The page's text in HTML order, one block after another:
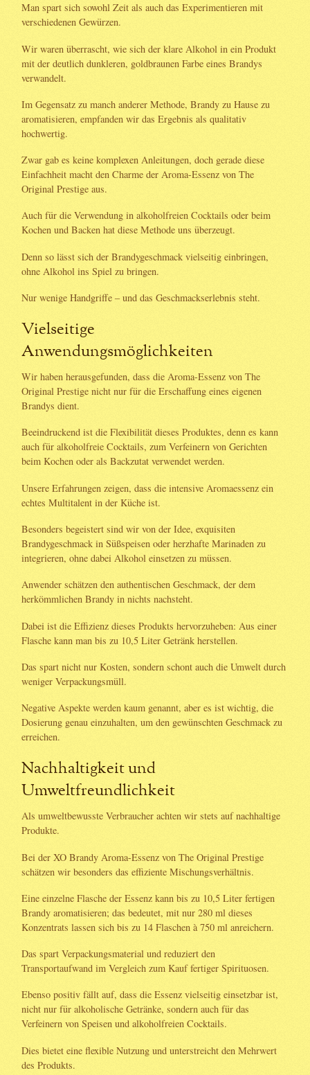
Man spart sich sowohl Zeit als auch das Experimentieren mit
verschiedenen Gewürzen.
Wir waren überrascht, wie sich der klare Alkohol in ein Produkt
mit der deutlich dunkleren, goldbraunen Farbe eines Brandys
verwandelt.
Im Gegensatz zu manch anderer Methode, Brandy zu Hause zu
aromatisieren, empfanden wir das Ergebnis als qualitativ
hochwertig.
Zwar gab es keine komplexen Anleitungen, doch gerade diese
Einfachheit macht den Charme der Aroma-Essenz von The
Original Prestige aus.
Auch für die Verwendung in alkoholfreien Cocktails oder beim
Kochen und Backen hat diese Methode uns überzeugt.
Denn so lässt sich der Brandygeschmack vielseitig einbringen,
ohne Alkohol ins Spiel zu bringen.
Nur wenige Handgriffe – und das Geschmackserlebnis steht.
Vielseitige
Anwendungsmöglichkeiten
Wir haben herausgefunden, dass die Aroma-Essenz von The
Original Prestige nicht nur für die Erschaffung eines eigenen
Brandys dient.
Beeindruckend ist die Flexibilität dieses Produktes, denn es kann
auch für alkoholfreie Cocktails, zum Verfeinern von Gerichten
beim Kochen oder als Backzutat verwendet werden.
Unsere Erfahrungen zeigen, dass die intensive Aromaessenz ein
echtes Multitalent in der Küche ist.
Besonders begeistert sind wir von der Idee, exquisiten
Brandygeschmack in Süßspeisen oder herzhafte Marinaden zu
integrieren, ohne dabei Alkohol einsetzen zu müssen.
Anwender schätzen den authentischen Geschmack, der dem
herkömmlichen Brandy in nichts nachsteht.
Dabei ist die Effizienz dieses Produkts hervorzuheben: Aus einer
Flasche kann man bis zu 10,5 Liter Getränk herstellen.
Das spart nicht nur Kosten, sondern schont auch die Umwelt durch
weniger Verpackungsmüll.
Negative Aspekte werden kaum genannt, aber es ist wichtig, die
Dosierung genau einzuhalten, um den gewünschten Geschmack zu
erreichen.
Nachhaltigkeit und
Umweltfreundlichkeit
Als umweltbewusste Verbraucher achten wir stets auf nachhaltige
Produkte.
Bei der XO Brandy Aroma-Essenz von The Original Prestige
schätzen wir besonders das effiziente Mischungsverhältnis.
Eine einzelne Flasche der Essenz kann bis zu 10,5 Liter fertigen
Brandy aromatisieren; das bedeutet, mit nur 280 ml dieses
Konzentrats lassen sich bis zu 14 Flaschen à 750 ml anreichern.
Das spart Verpackungsmaterial und reduziert den
Transportaufwand im Vergleich zum Kauf fertiger Spirituosen.
Ebenso positiv fällt auf, dass die Essenz vielseitig einsetzbar ist,
nicht nur für alkoholische Getränke, sondern auch für das
Verfeinern von Speisen und alkoholfreien Cocktails.
Dies bietet eine flexible Nutzung und unterstreicht den Mehrwert
des Produkts.